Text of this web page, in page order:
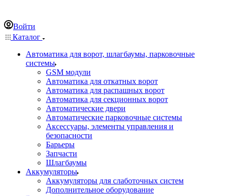
Войти
Каталог
Автоматика для ворот, шлагбаумы, парковочные
системы
GSM модули
Автоматика для откатных ворот
Автоматика для распашных ворот
Автоматика для секционных ворот
Автоматические двери
Автоматические парковочные системы
Аксессуары, элементы управления и
безопасности
Барьеры
Запчасти
Шлагбаумы
Аккумуляторы
Аккумуляторы для слаботочных систем
Дополнительное оборудование